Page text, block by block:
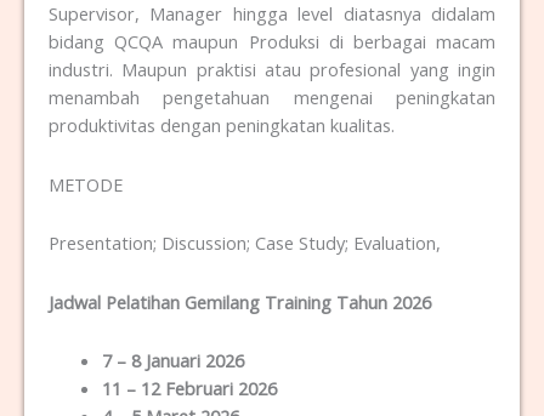
Supervisor, Manager hingga level diatasnya didalam
bidang QCQA maupun Produksi di berbagai macam
industri. Maupun praktisi atau profesional yang ingin
menambah pengetahuan mengenai peningkatan
produktivitas dengan peningkatan kualitas.
METODE
Presentation; Discussion; Case Study; Evaluation,
Jadwal Pelatihan Gemilang Training Tahun 2026
7 – 8 Januari 2026
11 – 12 Februari 2026